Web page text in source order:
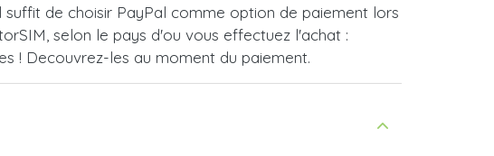
de choisir PayPal comme option de paiement lors
selon le pays d'ou vous effectuez l'achat :
! Decouvrez-les au moment du paiement.